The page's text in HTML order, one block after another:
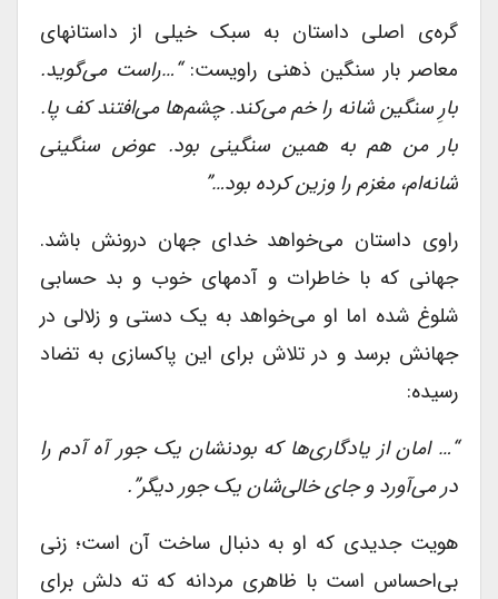
گره‌ی اصلی داستان به سبک خیلی از داستانهای
معاصر بار سنگین ذهنی راویست:“…راست می‌گوید.
بارِ سنگین شانه را خم می‌کند. چشم‌ها می‌افتند کف پا.
بار من هم به همین سنگینی بود. عوض سنگینی
شانه‌ام، مغزم را وزین کرده بود…”
راوی داستان می‌خواهد خدای جهان درونش باشد.
جهانی که با خاطرات و آدمهای خوب و بد حسابی
شلوغ شده اما او می‌خواهد به یک دستی و زلالی در
جهانش برسد و در تلاش برای این پاکسازی به تضاد
رسیده:
“… امان از یادگاری‌ها که بودنشان یک جور آه آدم را
در می‌آورد و جای خالی‌شان یک جور دیگر”.
هویت جدیدی که او به دنبال ساخت آن است؛ زنی
بی‌احساس است با ظاهری مردانه که ته دلش برای